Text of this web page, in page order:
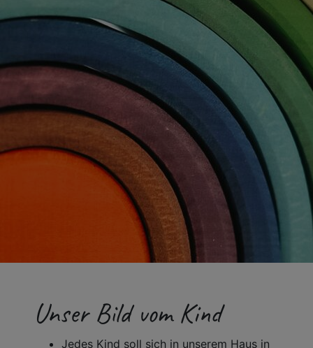
Unser Bild vom Kind
Jedes Kind soll sich in unserem Haus in